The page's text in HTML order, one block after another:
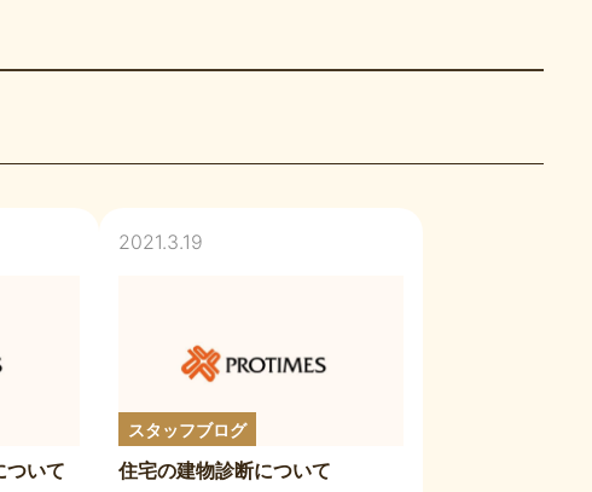
ついて
2021.3.19
スタッフブログ
住宅の建物診断について